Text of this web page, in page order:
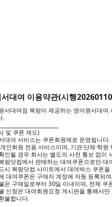
대여 이용약관(시행
서대여점 북팡이 제공하는 영어원서대
.
및 쿠폰 제도)
대여 서비스는 쿠폰회원제로 운영됩니다.
인회원 전용 서비스이며, 기관·단체·학
인될 경우 회사는 별도의 사전 통보 없이
닷컴에서 판매하는 대여쿠폰으로만 대
북팡닷컴 사이트에서 대여박스 쿠폰
대여쿠폰은 구매자 계정에 자동 등록되
구매일로부터 30일 이내이며, 전체 쿠
신청은 대여회원요청 게시판을 통해서
불합니다.